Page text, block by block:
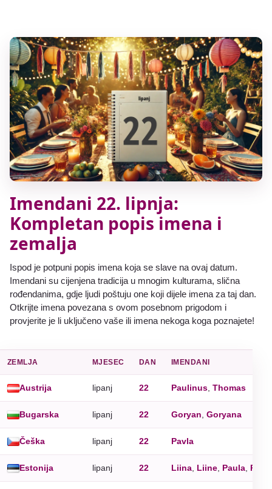
Imendani 22. lipnja:
Kompletan popis imena i
zemalja
Ispod je potpuni popis imena koja se slave na ovaj datum.
Imendani su cijenjena tradicija u mnogim kulturama, slična
rođendanima, gdje ljudi poštuju one koji dijele imena za taj dan.
Otkrijte imena povezana s ovom posebnom prigodom i
provjerite je li uključeno vaše ili imena nekoga koga poznajete!
ZEMLJA MJESEC DAN IMENDANI
Austrija lipanj 22 Paulinus Thomas
Bugarska lipanj 22 Goryan Goryana
Češka lipanj 22 Pavla
Estonija lipanj 22 Liina Liine Paula